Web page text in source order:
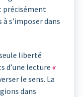
précisément
s’imposer dans
liberté
d’une lecture «
le sens. La
dans